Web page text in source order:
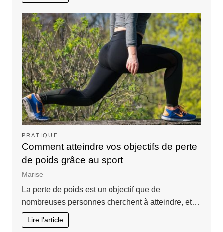
PRATIQUE
Comment atteindre vos objectifs de perte
de poids grâce au sport
Marise
La perte de poids est un objectif que de
nombreuses personnes cherchent à atteindre, et…
Lire l'article